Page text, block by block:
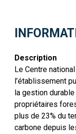
Description
Le Centre
l’établissement
la gestion
propriétaires
plus de 23% du
carbone depuis